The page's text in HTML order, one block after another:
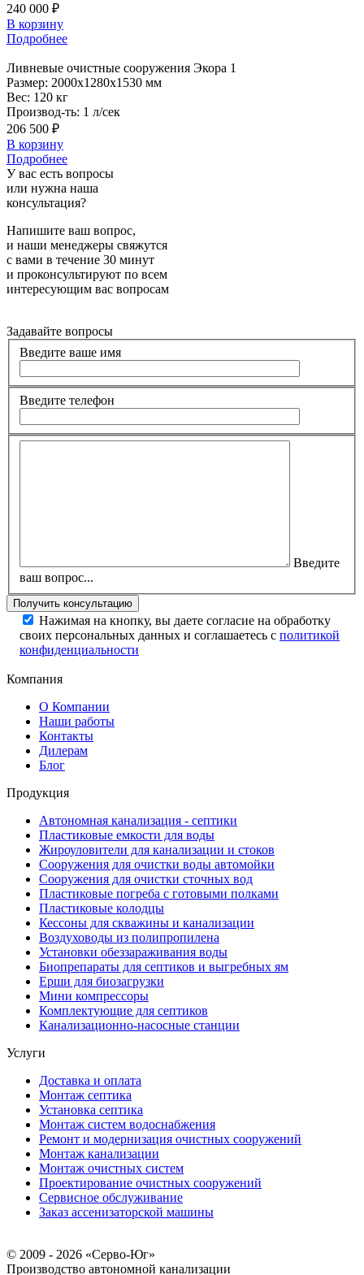
240 000 ₽
В корзину
Подробнее
Ливневые очистные сооружения Экора 1
Размер: 2000x1280x1530 мм
Вес: 120 кг
Производ-ть: 1 л/сек
206 500 ₽
В корзину
Подробнее
У вас есть вопросы
или нужна наша
консультация?
Напишите ваш вопрос,
и наши менеджеры свяжутся
с вами в течение 30 минут
и проконсультируют по всем
интересующим вас вопросам
Задавайте вопросы
Введите ваше имя
Введите телефон
Введите
ваш вопрос...
Нажимая на кнопку, вы даете согласие на обработку
своих персональных данных и соглашаетесь с политикой
конфиденциальности
Компания
О Компании
Наши работы
Контакты
Дилерам
Блог
Продукция
Автономная канализация - септики
Пластиковые емкости для воды
Жироуловители для канализации и стоков
Сооружения для очистки воды автомойки
Сооружения для очистки сточных вод
Пластиковые погреба с готовыми полками
Пластиковые колодцы
Кессоны для скважины и канализации
Воздуховоды из полипропилена
Установки обеззараживания воды
Биопрепараты для септиков и выгребных ям
Ерши для биозагрузки
Мини компрессоры
Комплектующие для септиков
Канализационно-насосные станции
Услуги
Доставка и оплата
Монтаж септика
Установка септика
Монтаж систем водоснабжения
Ремонт и модернизация очистных сооружений
Монтаж канализации
Монтаж очистных систем
Проектирование очистных сооружений
Сервисное обслуживание
Заказ ассенизаторской машины
© 2009 - 2026 «Серво-Юг»
Производство автономной канализации